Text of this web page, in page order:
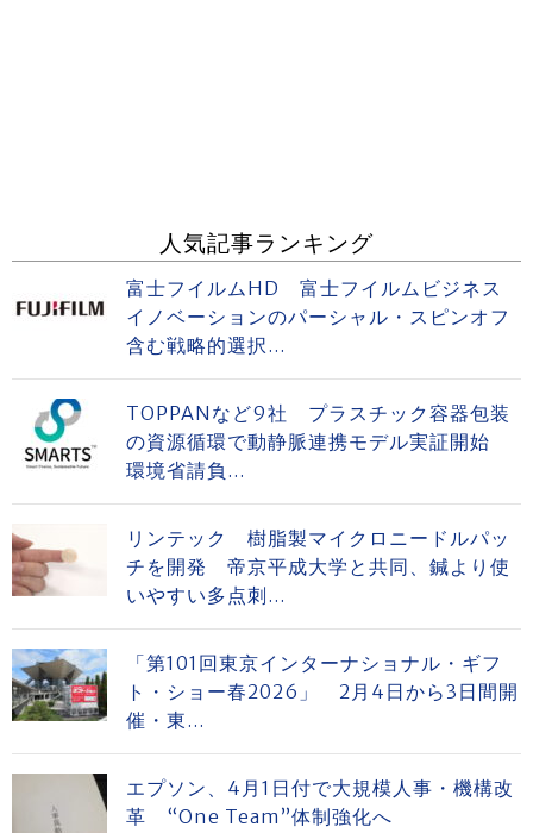
人気記事ランキング
富士フイルムHD 富士フイルムビジネス
イノベーションのパーシャル・スピンオフ
含む戦略的選択...
TOPPANなど9社 プラスチック容器包装
の資源循環で動静脈連携モデル実証開始
環境省請負...
リンテック 樹脂製マイクロニードルパッ
チを開発 帝京平成大学と共同、鍼より使
いやすい多点刺...
「第101回東京インターナショナル・ギフ
ト・ショー春2026」 2月4日から3日間開
催・東...
エプソン、4月1日付で大規模人事・機構改
革 “One Team”体制強化へ